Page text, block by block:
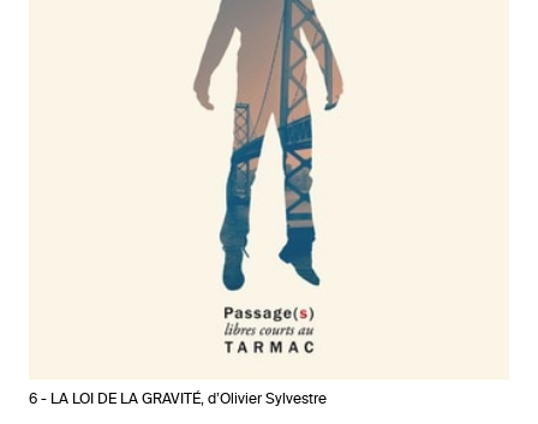
6 - LA LOI DE LA GRAVITÉ, d’Olivier Sylvestre